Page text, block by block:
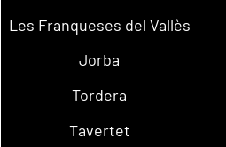
Les Franqueses del Vallès
Jorba
Tordera
Tavertet